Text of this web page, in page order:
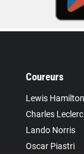
Coureurs
Lewis Hamilton
Charles Leclerc
Lando Norris
Oscar Piastri